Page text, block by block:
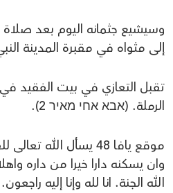
وسيشيع جثمانه اليوم بعد
إلى مثواه في مقبرة المدينة
الرملة. (אבא אחי מאיר 2).
موقع يافا 48 يسأل الله
وان يسكنه دارا خيرا من داره
الله الجنة. انا لله وإنا إليه راجعون.